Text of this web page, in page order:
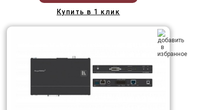
Купить в 1 клик